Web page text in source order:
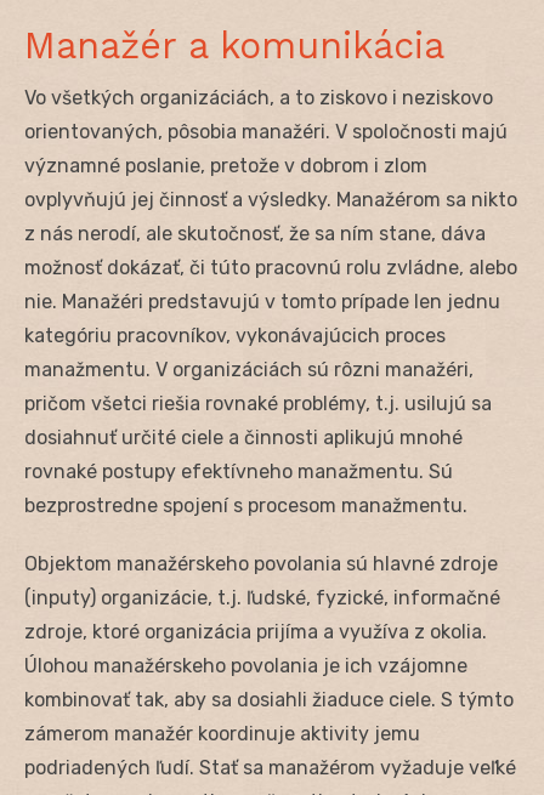
Manažér a komunikácia
Vo všetkých organizáciách, a to ziskovo i neziskovo
orientovaných, pôsobia manažéri. V spoločnosti majú
významné poslanie, pretože v dobrom i zlom
ovplyvňujú jej činnosť a výsledky. Manažérom sa nikto
z nás nerodí, ale skutočnosť, že sa ním stane, dáva
možnosť dokázať, či túto pracovnú rolu zvládne, alebo
nie. Manažéri predstavujú v tomto prípade len jednu
kategóriu pracovníkov, vykonávajúcich proces
manažmentu. V organizáciách sú rôzni manažéri,
pričom všetci riešia rovnaké problémy, t.j. usilujú sa
dosiahnuť určité ciele a činnosti aplikujú mnohé
rovnaké postupy efektívneho manažmentu. Sú
bezprostredne spojení s procesom manažmentu.
Objektom manažérskeho povolania sú hlavné zdroje
(inputy) organizácie, t.j. ľudské, fyzické, informačné
zdroje, ktoré organizácia prijíma a využíva z okolia.
Úlohou manažérskeho povolania je ich vzájomne
kombinovať tak, aby sa dosiahli žiaduce ciele. S týmto
zámerom manažér koordinuje aktivity jemu
podriadených ľudí. Stať sa manažérom vyžaduje veľké